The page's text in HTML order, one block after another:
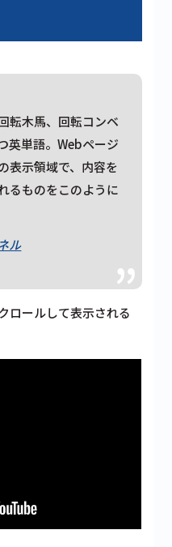
転木馬、回転コンベ
英単語。Webページ
表示領域で、内容を
るものをこのように
ル
ロールして表示される